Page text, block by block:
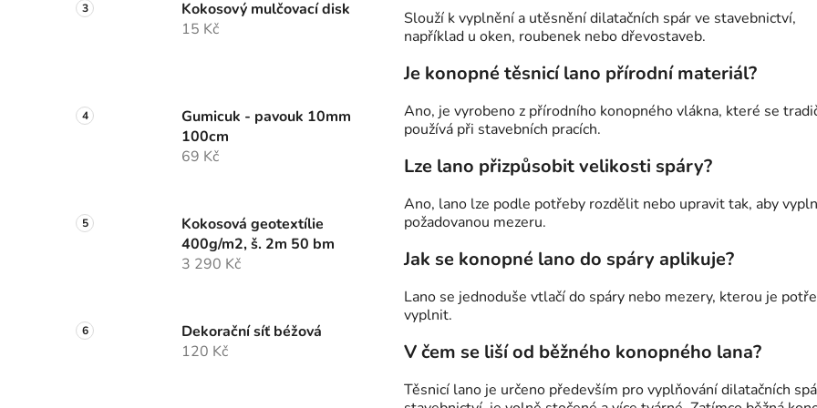
Kokosový mulčovací disk
15 Kč
Gumicuk - pavouk 10mm
100cm
69 Kč
Kokosová geotextílie
400g/m2, š. 2m 50 bm
3 290 Kč
Dekorační síť béžová
120 Kč
Slouží k vyplnění a utěsnění dilatačních spár ve stavebnictví,
například u oken, roubenek nebo dřevostaveb.
Je konopné těsnicí lano přírodní materiál?
Ano, je vyrobeno z přírodního konopného vlákna, které se
používá při stavebních pracích.
Lze lano přizpůsobit velikosti spáry?
Ano, lano lze podle potřeby rozdělit nebo upravit tak, aby
požadovanou mezeru.
Jak se konopné lano do spáry aplikuje?
Lano se jednoduše vtlačí do spáry nebo mezery, kterou je
vyplnit.
V čem se liší od běžného konopného lana?
Těsnicí lano je určeno především pro vyplňování dilatačních